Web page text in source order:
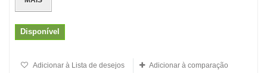
Disponível
Adicionar à Lista de desejos Adicionar à comparação